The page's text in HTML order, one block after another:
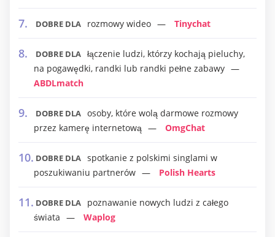
DOBRE DLA rozmowy wideo Tinychat
DOBRE DLA łączenie ludzi, którzy kochają pieluchy,
na pogawędki, randki lub randki pełne zabawy
ABDLmatch
DOBRE DLA osoby, które wolą darmowe rozmowy
przez kamerę internetową
OmgChat
DOBRE DLA spotkanie z polskimi singlami w
poszukiwaniu partnerów
Polish Hearts
DOBRE DLA
poznawanie nowych ludzi z całego
świata
Waplog